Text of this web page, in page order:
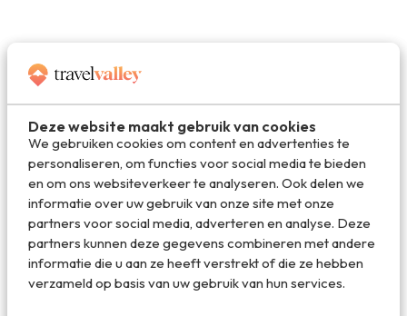
Deze website maakt gebruik van cookies
We gebruiken cookies om content en advertenties te
personaliseren, om functies voor social media te bieden
en om ons websiteverkeer te analyseren. Ook delen we
informatie over uw gebruik van onze site met onze
partners voor social media, adverteren en analyse. Deze
partners kunnen deze gegevens combineren met andere
informatie die u aan ze heeft verstrekt of die ze hebben
verzameld op basis van uw gebruik van hun services.
Deel dit artikel
Deel via E-mail
Deel op WhatsApp